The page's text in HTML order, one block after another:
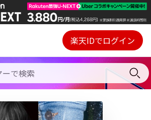
Webプレイヤー
ご契約内容の確認・変更
楽天IDでログイン